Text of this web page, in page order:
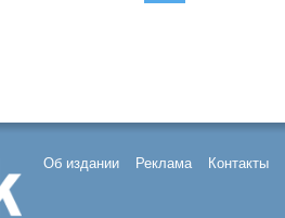
Об издании Реклама Контакты